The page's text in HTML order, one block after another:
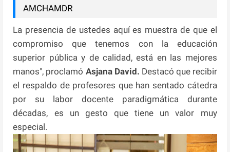
AMCHAMDR
La presencia de ustedes aquí es muestra de que el
compromiso que tenemos con la educación
superior pública y de calidad, está en las mejores
manos", proclamó Asjana David. Destacó que recibir
el respaldo de profesores que han sentado cátedra
por su labor docente paradigmática durante
décadas, es un gesto que tiene un valor muy
especial.